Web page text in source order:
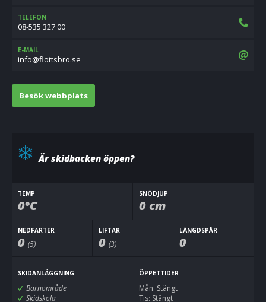
TELEFON
08-535 327 00
E-MAIL
es.orbsttolf@ofni
Besök webbplats
Är skidbacken öppen?
TEMP
0°C
SNÖDJUP
0 cm
NEDFARTER
0 (5)
LIFTAR
0 (3)
LÄNGDSPÅR
0
SKIDANLÄGGNING
Barnområde
Skidskola
ÖPPETTIDER
Mån: Stängt
Tis: Stängt